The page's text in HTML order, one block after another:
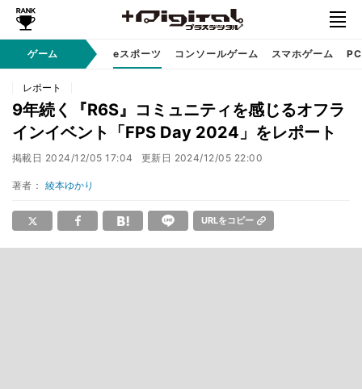
ゲーム eスポーツ コンソールゲーム スマホゲーム
レポート
9年続く『R6S』コミュニティを感じるオフラ
インイベント「FPS Day 2024」をレポート
掲載日 2024/12/05 17:04 更新日 2024/12/05 22:00
著者： 綾本ゆかり
URLをコピー